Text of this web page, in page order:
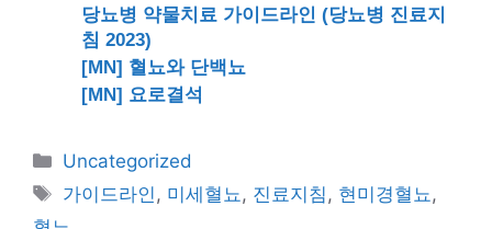
당뇨병 약물치료 가이드라인 (당뇨병 진료지
침 2023)
[MN] 혈뇨와 단백뇨
[MN] 요로결석
카
테
Uncategorized
태
가이드라인, 미세혈뇨, 진료지침, 현미경혈뇨,